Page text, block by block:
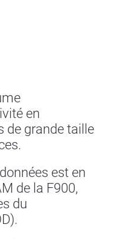
en
de grande taille
est en
de la F900,
du